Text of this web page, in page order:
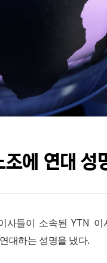
에 연대 성
사들이 소속된 YTN 이
대하는 성명을 냈다.